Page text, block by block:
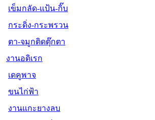
เข็มกลัด-แป้น-กิ๊บ
กระดิ่ง-กระพรวน
ตา-จมูกติดตุ๊กตา
งานอดิเรก
เดคูพาจ
ขนไก่ฟ้า
งานแกะยางลบ